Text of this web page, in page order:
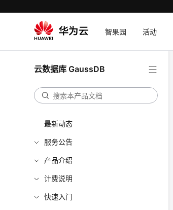
智果园 活动
云数据库 GaussDB
最新动态
服务公告
产品介绍
计费说明
快速入门